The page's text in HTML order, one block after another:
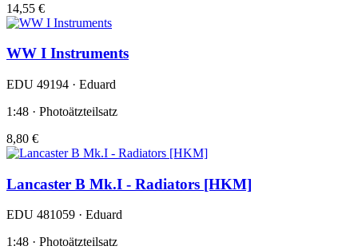
14,55 €
WW I Instruments
EDU 49194 · Eduard
1:48 · Photoätzteilsatz
8,80 €
Lancaster B Mk.I - Radiators [HKM]
EDU 481059 · Eduard
1:48 · Photoätzteilsatz